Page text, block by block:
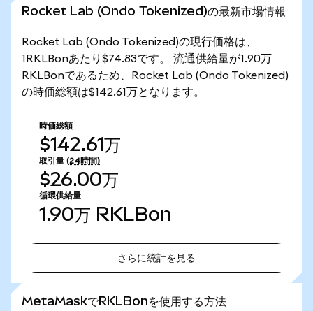
Rocket Lab (Ondo Tokenized)の最新市場情報
Rocket Lab (Ondo Tokenized)の現行価格は、
1RKLBonあたり$74.83です。 流通供給量が1.90万
RKLBonであるため、Rocket Lab (Ondo Tokenized)
の時価総額は$142.61万となります。
時価総額
$142.61万
取引量 (24時間)
$26.00万
循環供給量
1.90万 RKLBon
さらに統計を見る
MetaMaskでRKLBonを使用する方法